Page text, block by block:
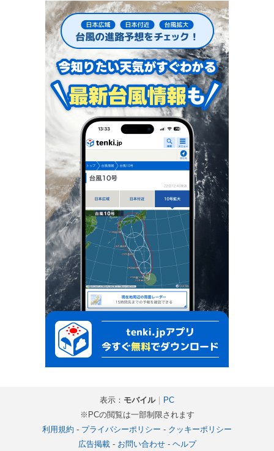
表示： モバイル｜ PC
※PCの閲覧は一部制限されます
利用規約 - プライバシーポリシー - クッキーポリシー
広告掲載- お問い合わせ- ヘルプ